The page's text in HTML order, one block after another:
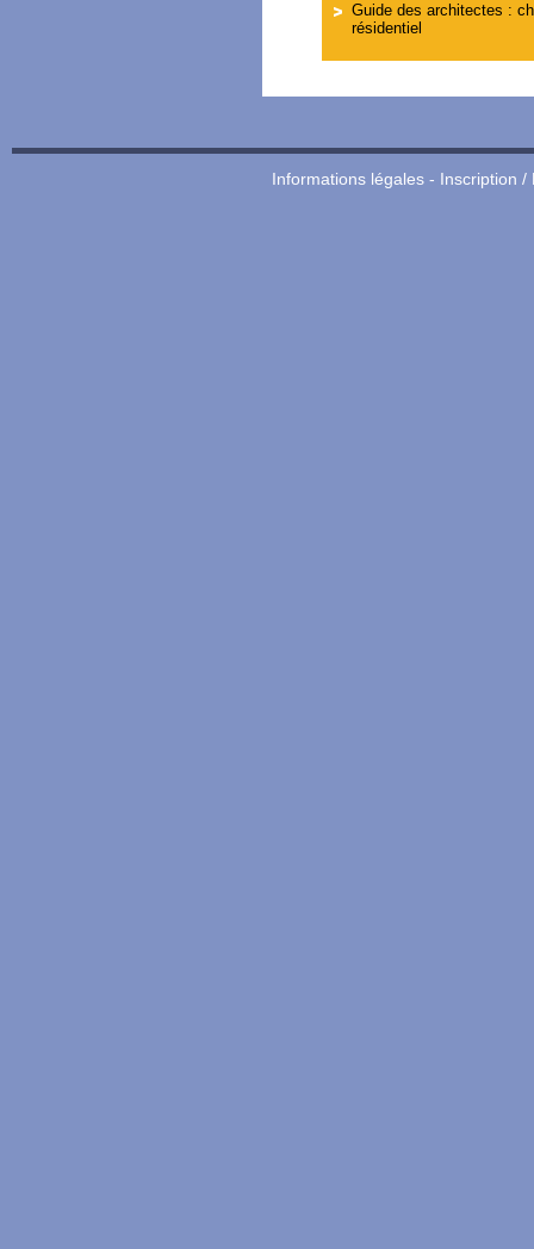
Guide des architectes :
résidentiel
Informations légales- Inscription